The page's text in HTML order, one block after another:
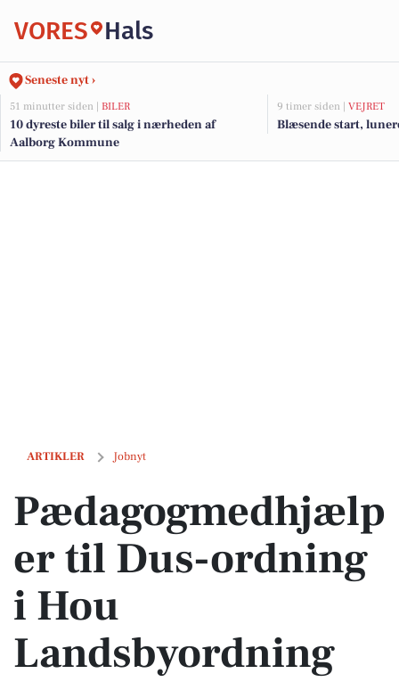
VORES Hals
Seneste nyt ›
51 minutter siden | BILER
10 dyreste biler til salg i nærheden af
Aalborg Kommune
9 timer siden | VEJRET
Blæsende start,
ARTIKLER Jobnyt
Pædagogmedhjælper til Dus-ordning i Hou Landsbyordning
Pædagogmedhjælp
er til Dus-ordning
i Hou
Landsbyordning